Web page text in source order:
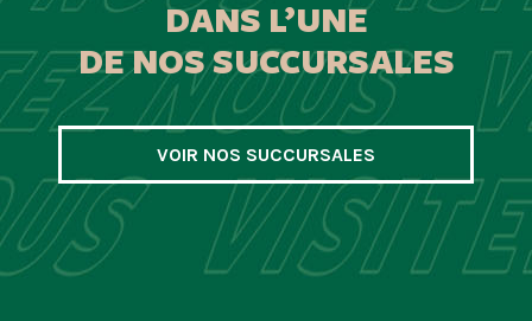
DANS L’UNE
DE NOS SUCCURSALES
VOIR NOS SUCCURSALES